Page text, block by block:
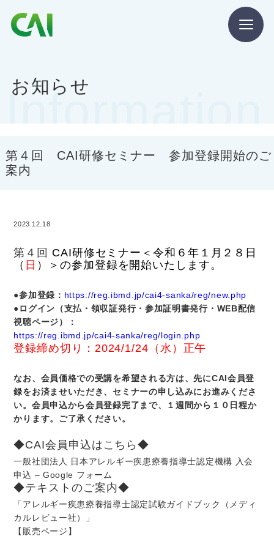
CAIの方へ
CAIマガジン
お知らせ
Information
第４回 CAI研修セミナー 参加登録開始のご
案内
2023.12.18
第４回 CAI研修セミナー＜令和６年１月２８日
（ 日 ）＞の参加登録を開始いたします。
●参加登録： https://reg.ibmd.jp/cai4-sanka/reg/new.php
●ログイン（支払・領収証発行・参加証明書発行・WEB配信
視聴ページ）：
https://reg.ibmd.jp/cai4-sanka/reg/login.php
登録締め切り：2024/1/24（水）正午
なお、会員価格での受講を希望される方は、先にCAI会員登
録をお済ませいただき、セミナーの申し込みにお進みくださ
い。会員申込から会員登録完了まで、１週間から１０日程か
かります。ご了承ください。
◆CAI会員申込はこちら◆
一般社団法人 日本アレルギー疾患療養指導士認定機構 入会
申込 – Google フォーム
◆テキストのご案内◆
「アレルギー疾患療養指導士認定試験ガイドブック（メディ
カルレビュー社）」
【販売ページ】